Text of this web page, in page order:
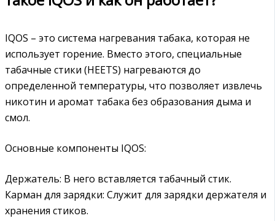
IQOS – это система нагревания табака, которая не
использует горение. Вместо этого, специальные
табачные стики (HEETS) нагреваются до
определенной температуры, что позволяет извлечь
никотин и аромат табака без образования дыма и
смол.
Основные компоненты IQOS:
Держатель: В него вставляется табачный стик.
Карман для зарядки: Служит для зарядки держателя и
хранения стиков.